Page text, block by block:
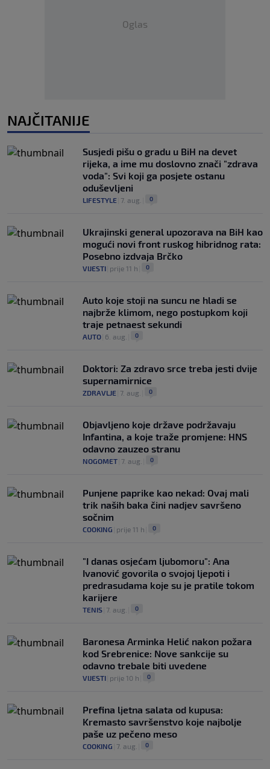
Oglas
NAJČITANIJE
Susjedi pišu o gradu u BiH na devet
rijeka, a ime mu doslovno znači "zdrava
voda": Svi koji ga posjete ostanu
oduševljeni
LIFESTYLE 7. aug. 0
Ukrajinski general upozorava na BiH kao
mogući novi front ruskog hibridnog rata:
Posebno izdvaja Brčko
VIJESTI prije 11 h 0
Auto koje stoji na suncu ne hladi se
najbrže klimom, nego postupkom koji
traje petnaest sekundi
AUTO 6. aug. 0
Doktori: Za zdravo srce treba jesti dvije
supernamirnice
ZDRAVLJE 7. aug. 0
Objavljeno koje države podržavaju
Infantina, a koje traže promjene: HNS
odavno zauzeo stranu
NOGOMET 7. aug. 0
Punjene paprike kao nekad: Ovaj mali
trik naših baka čini nadjev savršeno
sočnim
COOKING prije 11 h 0
"I danas osjećam ljubomoru": Ana
Ivanović govorila o svojoj ljepoti i
predrasudama koje su je pratile tokom
karijere
TENIS 7. aug. 0
Baronesa Arminka Helić nakon požara
kod Srebrenice: Nove sankcije su
odavno trebale biti uvedene
VIJESTI prije 10 h 0
Prefina ljetna salata od kupusa:
Kremasto savršenstvo koje najbolje
paše uz pečeno meso
COOKING 7. aug. 0